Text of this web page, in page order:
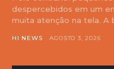
despercebidos em um
muita atenção na tela. A
HI NEWS AGOSTO 3, 2026